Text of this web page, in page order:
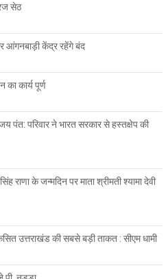
सेठ
आंगनबाड़ी केंद्र रहेंगे बंद
कार्य पूर्ण
पंत: परिवार ने भारत सरकार से हस्तक्षेप की
राणा के जन्मदिन पर माता श्रीमती श्यामा देवी
उत्तराखंड की सबसे बड़ी ताकत : सीएम धामी